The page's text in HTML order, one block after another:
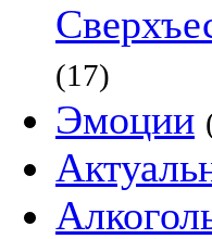
(17)
Эмоции